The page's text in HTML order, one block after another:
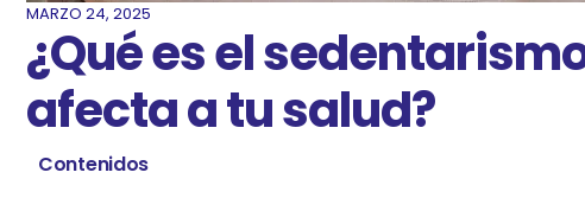
MARZO 24, 2025
¿Qué es el
afecta a tu salud?
Contenidos